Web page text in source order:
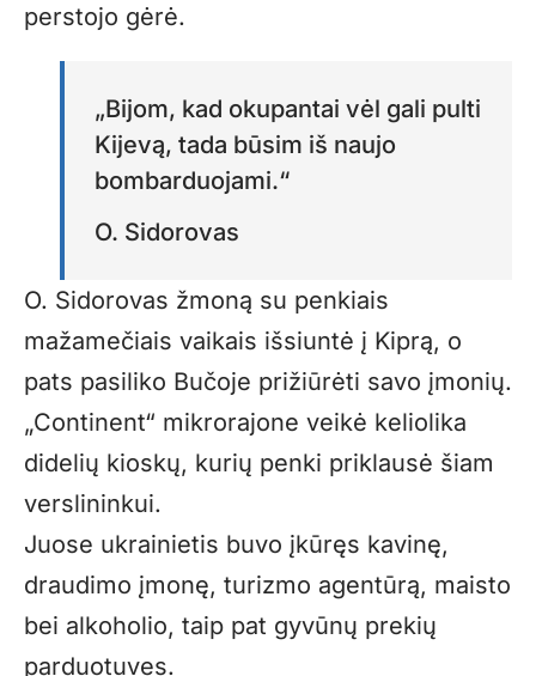
perstojo gėrė.
„Bijom, kad okupantai vėl gali pulti
Kijevą, tada būsim iš naujo
bombarduojami.“
O. Sidorovas
O. Sidorovas žmoną su penkiais
mažamečiais vaikais išsiuntė į Kiprą, o
pats pasiliko Bučoje prižiūrėti savo įmonių.
„Continent“ mikrorajone veikė keliolika
didelių kioskų, kurių penki priklausė šiam
verslininkui.
Juose ukrainietis buvo įkūręs kavinę,
draudimo įmonę, turizmo agentūrą, maisto
bei alkoholio, taip pat gyvūnų prekių
parduotuves.